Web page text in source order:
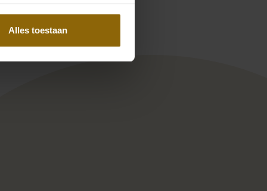
Alles toestaan
60cmPoirier BOL-75052 Marabou